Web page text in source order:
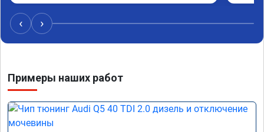
‹ ›
Примеры наших работ